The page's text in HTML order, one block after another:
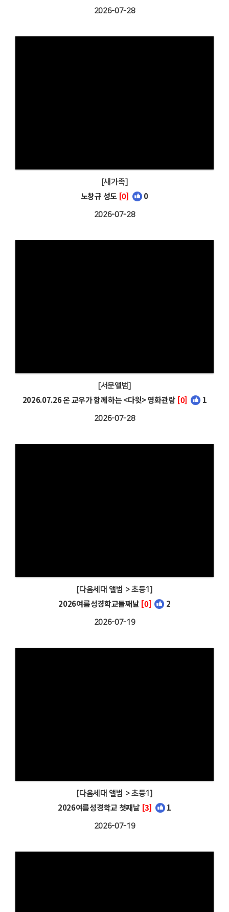
2026-07-28
[새가족]
노창규 성도 [0] 0
2026-07-28
[서문앨범]
2026.07.26 온 교우가 함께하는 <다윗> 영화관람 [0] 1
2026-07-28
[다음세대 앨범 > 초등1]
2026여름성경학교둘째날 [0] 2
2026-07-19
[다음세대 앨범 > 초등1]
2026여름성경학교 첫째날 [3] 1
2026-07-19